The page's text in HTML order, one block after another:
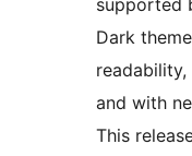
supported
Dark
and with
This